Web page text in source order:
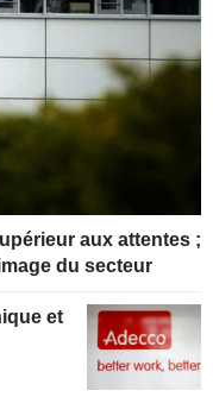
aux attentes ;
du secteur